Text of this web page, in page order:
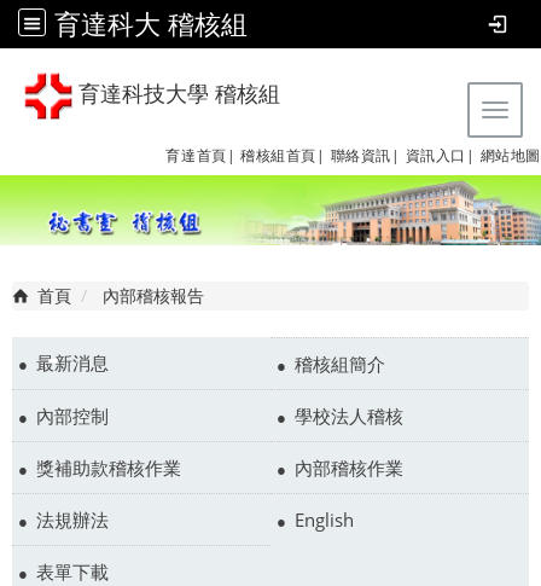
育達科大 稽核組
育達科技大學 稽核組
育達首頁| 稽核組首頁| 聯絡資訊| 資訊入口| 網站地圖
首頁 內部稽核報告
最新消息 稽核組簡介
內部控制 學校法人稽核
獎補助款稽核作業 內部稽核作業
法規辦法 English
表單下載